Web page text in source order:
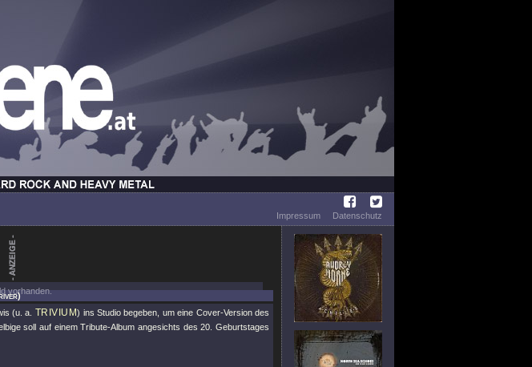
Impressum
Datenschutz
vorhanden.
(u. a. TRIVIUM) ins Studio begeben, um eine Cover-Version des
soll auf einem Tribute-Album angesichts des 20. Geburtstages